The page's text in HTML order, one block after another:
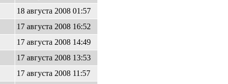
18 августа 2008 01:57
17 августа 2008 16:52
17 августа 2008 14:49
17 августа 2008 13:53
17 августа 2008 11:57